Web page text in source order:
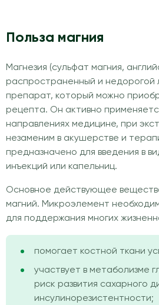
Польза магния
Магнезия (сульфат магния,
распространенный и недорогой
препарат, который можно
рецепта. Он активно
направлениях медицине, при
незаменим в акушерстве и
предназначено для введения в
инъекций или капельниц.
Основное действующее
магний. Микроэлемент
для поддержания многих
помогает костной ткани
участвует в метаболизме
риск развития сахарного
инсулинорезистентности;